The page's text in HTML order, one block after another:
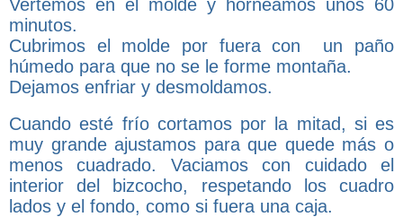
Vertemos en el molde y horneamos unos 60
minutos.
Cubrimos el molde por fuera con un paño
húmedo para que no se le forme montaña.
Dejamos enfriar y desmoldamos.
Cuando esté fríocortamos por la mitad, si es
muy grande ajustamos para que quede más o
menos cuadrado. Vaciamos con cuidado el
interior del bizcocho, respetando los cuadro
lados y el fondo, como si fuera una caja.